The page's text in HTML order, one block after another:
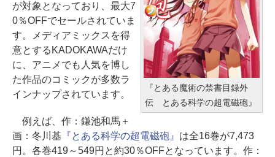
『とある魔術の禁書目録外
伝 とある科学の超電磁砲』
が対象となっており、最大7
0％OFFでセールされていま
す。メディアミックスを得
意とするKADOKAWAだけ
に、アニメでも人気を博し
た作品のコミックが多数ラ
インナップされています。
例えば、作：鎌池和馬＋
画：冬川基 『とある科学の超電磁砲』 は全16巻が7,473
円。各巻419～549円と約30％OFFとなっています。作：